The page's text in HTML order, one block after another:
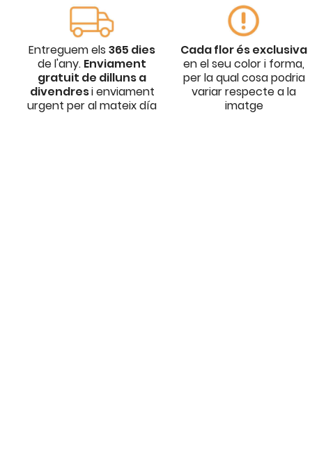
Entreguem els 365 dies
de l'any. Enviament
gratuit de dilluns a
divendresi enviament
urgent per al mateix día
Cada flor és exclusiva
en el seu color i forma,
per la qual cosa podria
variar respecte a la
imatge